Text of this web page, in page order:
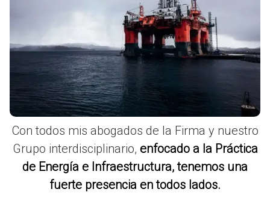
Con todos mis abogados de la Firma y nuestro
Grupo interdisciplinario, enfocado a la Práctica
de Energía e Infraestructura, tenemos una
fuerte presencia en todos lados.